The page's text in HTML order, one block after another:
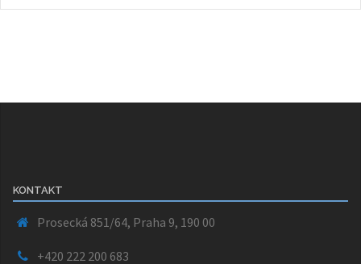
KONTAKT
Prosecká 851/64, Praha 9, 190 00
+420 222 200 683